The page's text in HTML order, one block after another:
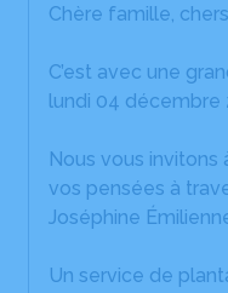
Chère famille,
C’est avec une
lundi 04 décembre
Nous vous
vos pensées à
Joséphine
Un service de